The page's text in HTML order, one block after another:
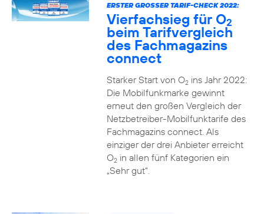
ERSTER GROSSER TARIF-CHECK 2022:
Vierfachsieg für O2
beim Tarifvergleich
des Fachmagazins
connect
Starker Start von O2ins Jahr 2022:
Die Mobilfunkmarke gewinnt
erneut den großen Vergleich der
Netzbetreiber-Mobilfunktarife des
Fachmagazins connect. Als
einziger der drei Anbieter erreicht
O2in allen fünf Kategorien ein
„Sehr gut“.